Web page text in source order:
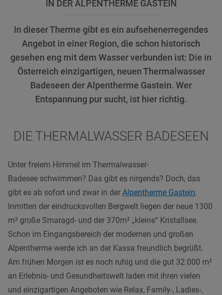
IN DER ALPENTHERME GASTEIN
In dieser Therme gibt es ein aufsehenerregendes
Angebot in einer Region, die schon historisch
gesehen eng mit dem Wasser verbunden ist: Die in
Österreich einzigartigen, neuen Thermalwasser
Badeseen der Alpentherme Gastein. Wer
Entspannung pur sucht, ist hier richtig.
DIE THERMALWASSER BADESEEN
Unter freiem Himmel im Thermalwasser-
Badesee schwimmen? Das gibt es nirgends? Doch, das
gibt es ab sofort und zwar in der Alpentherme Gastein.
Inmitten der eindrucksvollen Bergwelt liegen der neue 1300
m² große Smaragd- und der 370m² „kleine“ Kristallsee.
Schon im Eingangsbereich der modernen und großen
Alpentherme werde ich an der Kassa freundlich begrüßt.
Am frühen Morgen ist es noch ruhig und die gut 32.000 m²
an Erlebnis- und Gesundheitswelt laden mit ihren vielen
und einzigartigen Angeboten wie Relax, Family-, Ladies-,